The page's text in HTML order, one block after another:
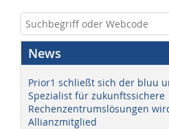
News
Prior1 schließt sich der bluu
Spezialist für zukunftssichere
Rechenzentrumslösungen
Allianzmitglied